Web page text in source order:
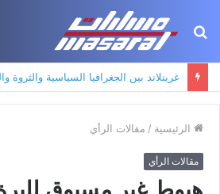
بحث
الرئيسية / مقالات الرأي
مقالات الرأي